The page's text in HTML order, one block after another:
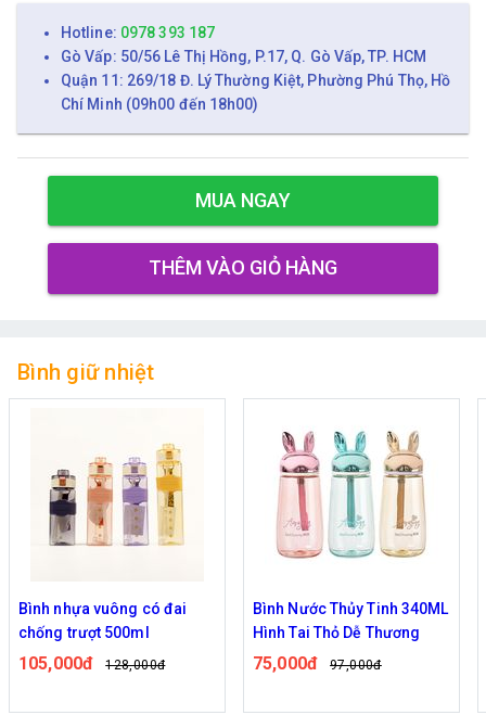
Hotline: 0978 393 187
Gò Vấp: 50/56 Lê Thị Hồng, P.17, Q. Gò Vấp, TP. HCM
Quận 11: 269/18 Đ. Lý Thường Kiệt, Phường Phú Thọ, Hồ
Chí Minh (09h00 đến 18h00)
MUA NGAY
THÊM VÀO GIỎ HÀNG
Bình giữ nhiệt
Bình nhựa vuông có đai
chống trượt 500ml
105,000đ 128,000đ
Bình Nước Thủy Tinh 340ML
Hình Tai Thỏ Dễ Thương
75,000đ 97,000đ